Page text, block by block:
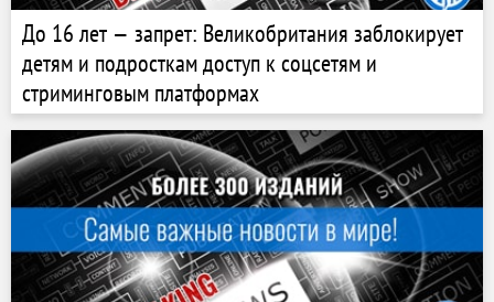
До 16 лет — запрет: Великобритания заблокирует
детям и подросткам доступ к соцсетям и
стриминговым платформах